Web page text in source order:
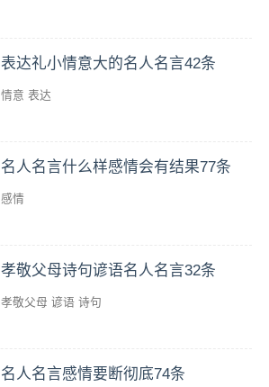
表达礼小情意大的名人名言42条
情意 表达
名人名言什么样感情会有结果77条
感情
孝敬父母诗句谚语名人名言32条
孝敬父母 谚语 诗句
名人名言感情要断彻底74条